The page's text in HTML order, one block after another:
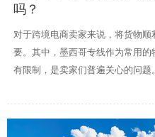
吗？
对于跨境电商卖家来说，将货物
要。其中，墨西哥专线作为常用
有限制，是卖家们普遍关心的问题。